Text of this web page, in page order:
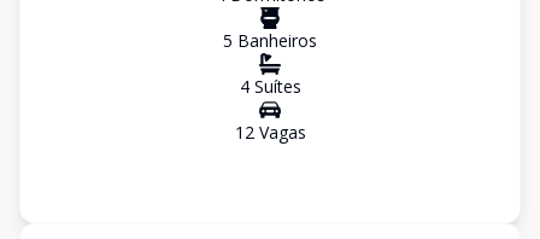
5 Banheiros
4Suítes
12Vagas